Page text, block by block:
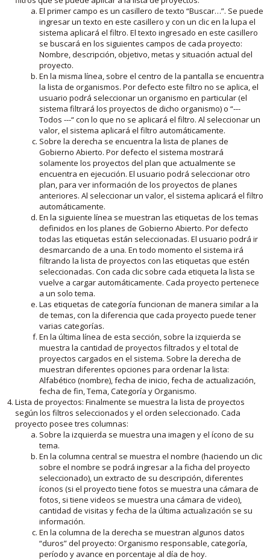
El primer campo es un casillero de texto “Buscar…”. Se puede
ingresar un texto en este casillero y con un clic en la lupa el
sistema aplicará el filtro. El texto ingresado en este casillero
se buscará en los siguientes campos de cada proyecto:
Nombre, descripción, objetivo, metas y situación actual del
proyecto.
En la misma línea, sobre el centro de la pantalla se encuentra
la lista de organismos. Por defecto este filtro no se aplica, el
usuario podrá seleccionar un organismo en particular (el
sistema filtrará los proyectos de dicho organismo) o “---
Todos ---“ con lo que no se aplicará el filtro. Al seleccionar un
valor, el sistema aplicará el filtro automáticamente.
Sobre la derecha se encuentra la lista de planes de
Gobierno Abierto. Por defecto el sistema mostrará
solamente los proyectos del plan que actualmente se
encuentra en ejecución. El usuario podrá seleccionar otro
plan, para ver información de los proyectos de planes
anteriores. Al seleccionar un valor, el sistema aplicará el filtro
automáticamente.
En la siguiente línea se muestran las etiquetas de los temas
definidos en los planes de Gobierno Abierto. Por defecto
todas las etiquetas están seleccionadas. El usuario podrá ir
desmarcando de a una. En todo momento el sistema irá
filtrando la lista de proyectos con las etiquetas que estén
seleccionadas. Con cada clic sobre cada etiqueta la lista se
vuelve a cargar automáticamente. Cada proyecto pertenece
a un solo tema.
Las etiquetas de categoría funcionan de manera similar a la
de temas, con la diferencia que cada proyecto puede tener
varias categorías.
En la última línea de esta sección, sobre la izquierda se
muestra la cantidad de proyectos filtrados y el total de
proyectos cargados en el sistema. Sobre la derecha de
muestran diferentes opciones para ordenar la lista:
Alfabético (nombre), fecha de inicio, fecha de actualización,
fecha de fin, Tema, Categoría y Organismo.
Lista de proyectos: Finalmente se muestra la lista de proyectos
según los filtros seleccionados y el orden seleccionado. Cada
proyecto posee tres columnas:
Sobre la izquierda se muestra una imagen y el ícono de su
tema.
En la columna central se muestra el nombre (haciendo un clic
sobre el nombre se podrá ingresar a la ficha del proyecto
seleccionado), un extracto de su descripción, diferentes
íconos (si el proyecto tiene fotos se muestra una cámara de
fotos, si tiene videos se muestra una cámara de video),
cantidad de visitas y fecha de la última actualización se su
información.
En la columna de la derecha se muestran algunos datos
“duros” del proyecto: Organismo responsable, categoría,
período y avance en porcentaje al día de hoy.